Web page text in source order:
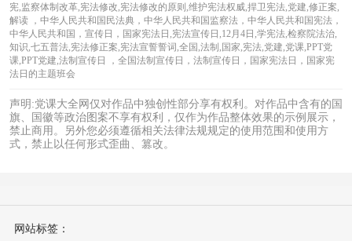
宪,监察体制改革,宪法修改,宪法修改的原则,维护宪法权威,捍卫宪法,党建,修正案,
解读 ，中华人民共和国民法典，中华人民共和国监察法，中华人民共和国宪法，
中华人民共和国，宣传日，国家宪法日,宪法宣传日,12月4日,学宪法,检察院法治,
知识,七五普法,宪法修正案,宪法宣誓誓词,全国,法制,国家,宪法,党建,党课,PPT党
课,PPT党建,法制宣传日 ，全国法制宣传日，法制宣传日，国家宪法日，国家宪
法日的主题班会
声明:党课大全网仅对作品中独创性部分享有权利。对作品中含有的国
旗、国徽等政治图案不享有权利，仅作为作品整体效果的示例展示，
禁止商用。另外您必须遵循相关法律法规规定的使用范围和使用方
式，禁止以任何形式歪曲、篡改。
网站标签：